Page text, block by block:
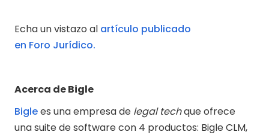
Echa un vistazo al artículo publicado
en Foro Jurídico.
Acerca de Bigle
Biglees una empresa de legal techque ofrece
una suite de software con 4 productos: Bigle CLM,